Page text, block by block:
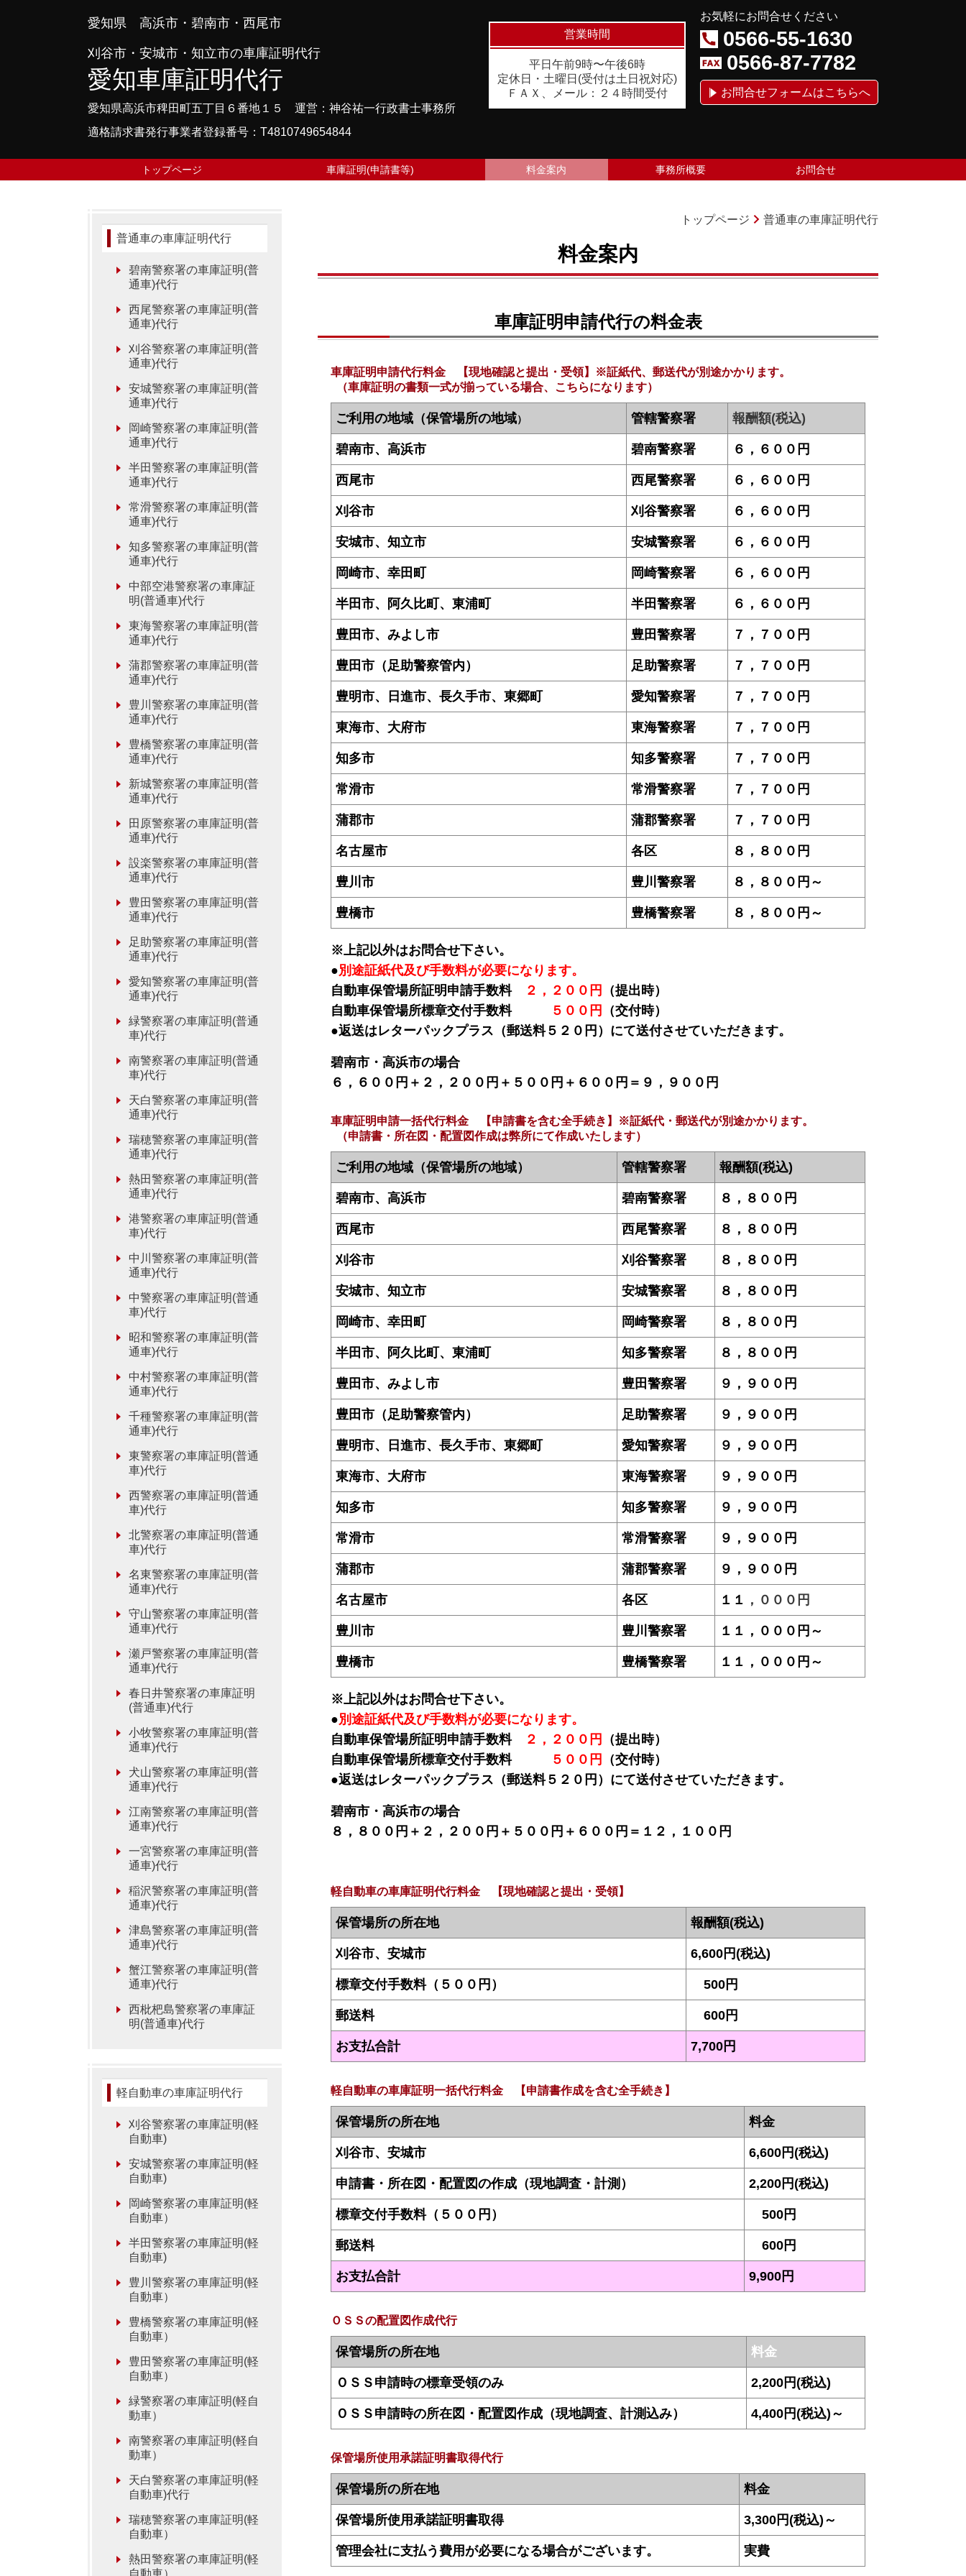
愛知県 高浜市・碧南市・西尾市
刈谷市・安城市・知立市の車庫証明代行
愛知車庫証明代行
愛知県高浜市稗田町五丁目６番地１５ 運営：神谷祐一行政書士事務所
適格請求書発行事業者登録番号：T4810749654844
営業時間
平日午前9時〜午後6時
定休日・土曜日(受付は土日祝対応)
ＦＡＸ、メール：２４時間受付
お気軽にお問合せください
0566-55-1630
0566-87-7782
お問合せフォームはこちらへ
トップページ 車庫証明(申請書等) 料金案内 事務所概要 お問合せ
トップページ 普通車の車庫証明代行
料金案内
車庫証明申請代行の料金表
車庫証明申請代行料金 【現地確認と提出・受領】※証紙代、郵送代が別途かかります。
（車庫証明の書類一式が揃っている場合、こちらになります）
ご利用の地域（保管場所の地域） 管轄警察署 報酬額(税込)
碧南市、高浜市 碧南警察署 ６，６００円
西尾市 西尾警察署 ６，６００円
刈谷市 刈谷警察署 ６，６００円
安城市、知立市 安城警察署 ６，６００円
岡崎市、幸田町 岡崎警察署 ６，６００円
半田市、阿久比町、東浦町 半田警察署 ６，６００円
豊田市、みよし市 豊田警察署 ７，７００円
豊田市（足助警察管内） 足助警察署 ７，７００円
豊明市、日進市、長久手市、東郷町 愛知警察署 ７，７００円
東海市、大府市 東海警察署 ７，７００円
知多市 知多警察署 ７，７００円
常滑市 常滑警察署 ７，７００円
蒲郡市 蒲郡警察署 ７，７００円
名古屋市 各区 ８，８００円
豊川市 豊川警察署 ８，８００円～
豊橋市 豊橋警察署 ８，８００円～
※上記以外はお問合せ下さい。
●別途証紙代及び手数料が必要になります。
自動車保管場所証明申請手数料
２，２００円
（提出時）
自動車保管場所標章交付手数料
５００円
（交付時）
●返送はレターパックプラス（郵送料５２０円）にて送付させていただきます。
碧南市・高浜市の場合
６，６００円＋２，２００円＋５００円＋６００円＝９，９００円
車庫証明申請一括代行料金 【申請書を含む全手続き】※証紙代・郵送代が別途かかります。
（申請書・所在図・配置図作成は弊所にて作成いたします）
ご利用の地域（保管場所の地域） 管轄警察署 報酬額(税込)
碧南市、高浜市 碧南警察署 ８，８００円
西尾市 西尾警察署 ８，８００円
刈谷市 刈谷警察署 ８，８００円
安城市、知立市 安城警察署 ８，８００円
岡崎市、幸田町 岡崎警察署 ８，８００円
半田市、阿久比町、東浦町 知多警察署 ８，８００円
豊田市、みよし市 豊田警察署 ９，９００円
豊田市（足助警察管内） 足助警察署 ９，９００円
豊明市、日進市、長久手市、東郷町 愛知警察署 ９，９００円
東海市、大府市 東海警察署 ９，９００円
知多市 知多警察署 ９，９００円
常滑市 常滑警察署 ９，９００円
蒲郡市 蒲郡警察署 ９，９００円
名古屋市 各区 １１ ，０００円
豊川市 豊川警察署 １１，０００円～
豊橋市 豊橋警察署 １１，０００円～
※上記以外はお問合せ下さい。
●別途証紙代及び手数料が必要になります。
自動車保管場所証明申請手数料
２，２００円
（提出時）
自動車保管場所標章交付手数料
５００円
（交付時）
●返送はレターパックプラス（郵送料５２０円）にて送付させていただきます。
碧南市・高浜市の場合
８，８００円＋２，２００円＋５００円＋６００円＝１２，１００円
軽自動車の車庫証明代行料金 【現地確認と提出・受領】
保管場所の所在地 報酬額(税込)
刈谷市、安城市 6,600円(税込)
標章交付手数料（５００円） 500円
郵送料 600円
お支払合計 7,700円
軽自動車の車庫証明一括代行料金 【申請書作成を含む全手続き】
保管場所の所在地 料金
刈谷市、安城市 6,600円(税込)
申請書・所在図・配置図の作成（現地調査・計測） 2,200円(税込)
標章交付手数料（５００円） 500円
郵送料 600円
お支払合計 9,900円
ＯＳＳの配置図作成代行
保管場所の所在地 料金
ＯＳＳ申請時の標章受領のみ 2,200円(税込)
ＯＳＳ申請時の所在図・配置図作成（現地調査、計測込み） 4,400円(税込)～
保管場所使用承諾証明書取得代行
保管場所の所在地 料金
保管場所使用承諾証明書取得 3,300円(税込)～
管理会社に支払う費用が必要になる場合がございます。 実費
普通車の車庫証明代行
碧南警察署の車庫証明(普
通車)代行
西尾警察署の車庫証明(普
通車)代行
刈谷警察署の車庫証明(普
通車)代行
安城警察署の車庫証明(普
通車)代行
岡崎警察署の車庫証明(普
通車)代行
半田警察署の車庫証明(普
通車)代行
常滑警察署の車庫証明(普
通車)代行
知多警察署の車庫証明(普
通車)代行
中部空港警察署の車庫証
明(普通車)代行
東海警察署の車庫証明(普
通車)代行
蒲郡警察署の車庫証明(普
通車)代行
豊川警察署の車庫証明(普
通車)代行
豊橋警察署の車庫証明(普
通車)代行
新城警察署の車庫証明(普
通車)代行
田原警察署の車庫証明(普
通車)代行
設楽警察署の車庫証明(普
通車)代行
豊田警察署の車庫証明(普
通車)代行
足助警察署の車庫証明(普
通車)代行
愛知警察署の車庫証明(普
通車)代行
緑警察署の車庫証明(普通
車)代行
南警察署の車庫証明(普通
車)代行
天白警察署の車庫証明(普
通車)代行
瑞穂警察署の車庫証明(普
通車)代行
熱田警察署の車庫証明(普
通車)代行
港警察署の車庫証明(普通
車)代行
中川警察署の車庫証明(普
通車)代行
中警察署の車庫証明(普通
車)代行
昭和警察署の車庫証明(普
通車)代行
中村警察署の車庫証明(普
通車)代行
千種警察署の車庫証明(普
通車)代行
東警察署の車庫証明(普通
車)代行
西警察署の車庫証明(普通
車)代行
北警察署の車庫証明(普通
車)代行
名東警察署の車庫証明(普
通車)代行
守山警察署の車庫証明(普
通車)代行
瀬戸警察署の車庫証明(普
通車)代行
春日井警察署の車庫証明
(普通車)代行
小牧警察署の車庫証明(普
通車)代行
犬山警察署の車庫証明(普
通車)代行
江南警察署の車庫証明(普
通車)代行
一宮警察署の車庫証明(普
通車)代行
稲沢警察署の車庫証明(普
通車)代行
津島警察署の車庫証明(普
通車)代行
蟹江警察署の車庫証明(普
通車)代行
西枇杷島警察署の車庫証
明(普通車)代行
軽自動車の車庫証明代行
刈谷警察署の車庫証明(軽
自動車)
安城警察署の車庫証明(軽
自動車)
岡崎警察署の車庫証明(軽
自動車）
半田警察署の車庫証明(軽
自動車)
豊川警察署の車庫証明(軽
自動車）
豊橋警察署の車庫証明(軽
自動車）
豊田警察署の車庫証明(軽
自動車）
緑警察署の車庫証明(軽自
動車）
南警察署の車庫証明(軽自
動車）
天白警察署の車庫証明(軽
自動車)代行
瑞穂警察署の車庫証明(軽
自動車）
熱田警察署の車庫証明(軽
自動車）